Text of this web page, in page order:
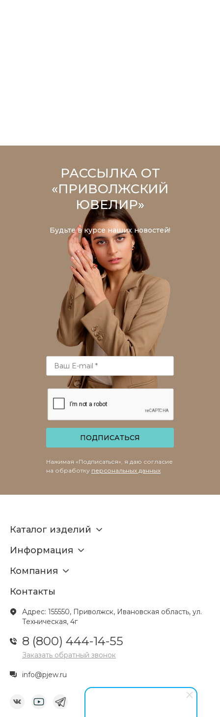
РАССЫЛКА ОТ
«ПРИВОЛЖСКИЙ
ЮВЕЛИР»
Будьте в курсе наших новостей!
ПОДПИСАТЬСЯ
Нажимая «Подписаться», я даю согласие
на обработку персональных данных
Каталог изделий
Информация
Компания
Контакты
Адрес: 155550, Приволжск, Ивановская область, ул.
Техническая, 4г
8 (800) 444-14-55
Заказать обратный звонок
info@pjew.ru